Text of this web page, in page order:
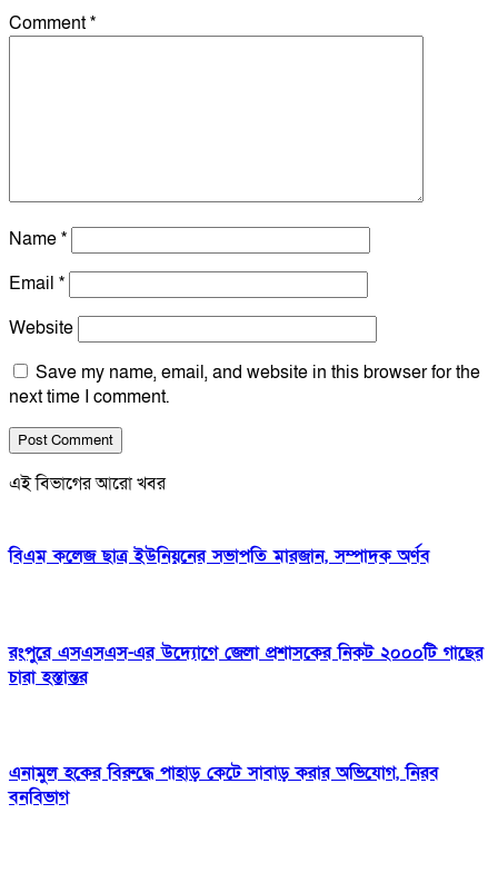
Comment*
Name*
Email *
Website
Save my name, email, and website in this browser for the
next time I comment.
এই বিভাগের আরো খবর
বিএম কলেজ ছাত্র ইউনিয়নের সভাপতি মারজান, সম্পাদক অর্ণব
রংপুরে এসএসএস-এর উদ্যোগে জেলা প্রশাসকের নিকট ২০০০টি গাছের
চারা হস্তান্তর
এনামুল হকের বিরুদ্ধে পাহাড় কেটে সাবাড় করার অভিযোগ, নিরব
বনবিভাগ